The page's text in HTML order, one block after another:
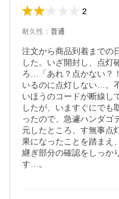
2
耐久性 ： 普通
注文から商品到着までの
した。いざ開封し、点灯
ろ…「あれ？点かない？
いるのに点灯しない…。
いほうのコードが断線し
したが、いますぐにでも
ったので、急遽ハンダゴ
元したところ、す無事点
果になったことを踏まえ
継ぎ部分の確認をしっか
す…。